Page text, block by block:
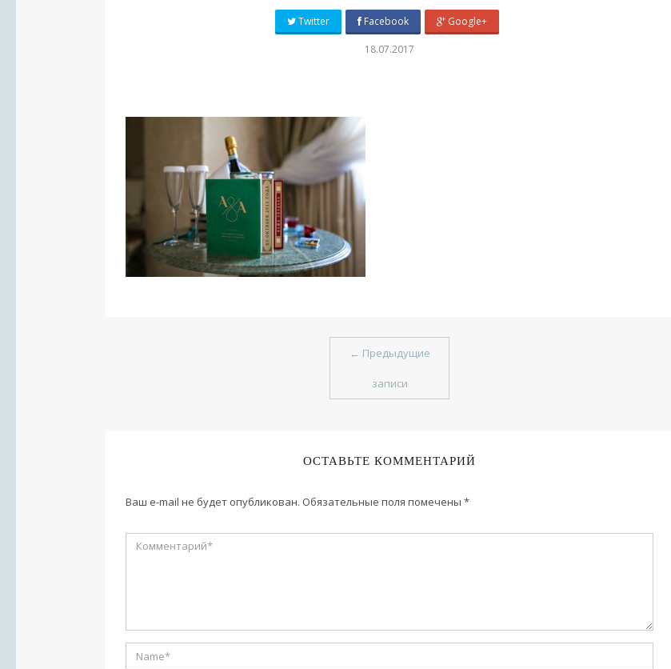
Twitter Facebook Google+
18.07.2017
← Предыдущие
записи
ОСТАВЬТЕ КОММЕНТАРИЙ
Ваш e-mail не будет опубликован. Обязательные поля помечены *